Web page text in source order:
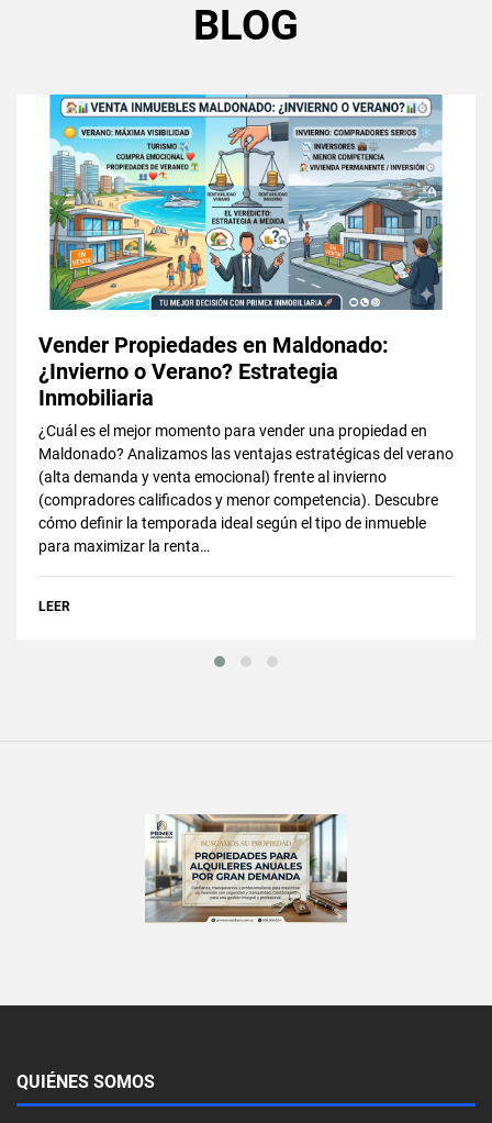
BLOG
Vender Propiedades en Maldonado:
¿Invierno o Verano? Estrategia
Inmobiliaria
¿Cuál es el mejor momento para vender una propiedad en
Maldonado? Analizamos las ventajas estratégicas del verano
(alta demanda y venta emocional) frente al invierno
(compradores calificados y menor competencia). Descubre
cómo definir la temporada ideal según el tipo de inmueble
para maximizar la renta…
LEER
QUIÉNES SOMOS